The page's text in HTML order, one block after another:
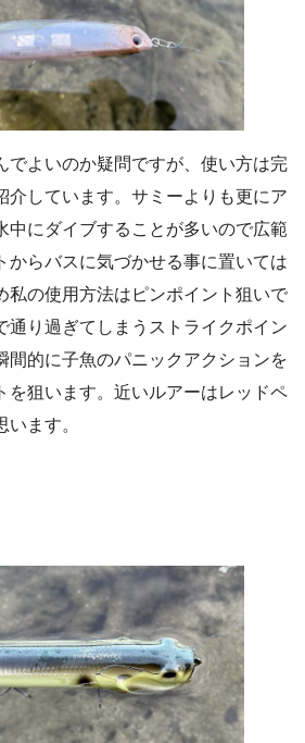
でよいのか疑問ですが、使い方は完
介しています。サミーよりも更にア
中にダイブすることが多いので広範
からバスに気づかせる事に置いては
私の使用方法はピンポイント狙いで
通り過ぎてしまうストライクポイン
間的に子魚のパニックアクションを
を狙います。近いルアーはレッドペ
ます。